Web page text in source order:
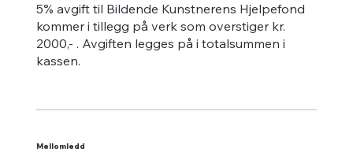
5% avgift til Bildende Kunstnerens Hjelpefond
kommer i tillegg på verk som overstiger kr.
2000,- . Avgiften legges på i totalsummen i
kassen.
Mellomledd